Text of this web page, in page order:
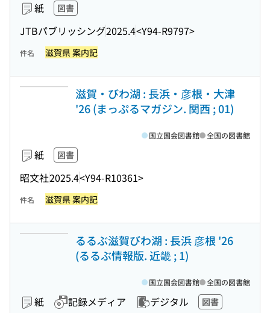
紙 図書
JTBパブリッシング2025.4<Y94-R9797>
件名 滋賀県 案内記
滋賀・びわ湖 : 長浜・彦根・大津
'26 (まっぷるマガジン. 関西 ; 01)
紙 図書
昭文社2025.4<Y94-R10361>
国立国会図書館 全国の図書館
件名 滋賀県 案内記
るるぶ滋賀びわ湖 : 長浜 彦根 '26
(るるぶ情報版. 近畿 ; 1)
紙 記録メディア デジタル 図書
国立国会図書館 全国の図書館